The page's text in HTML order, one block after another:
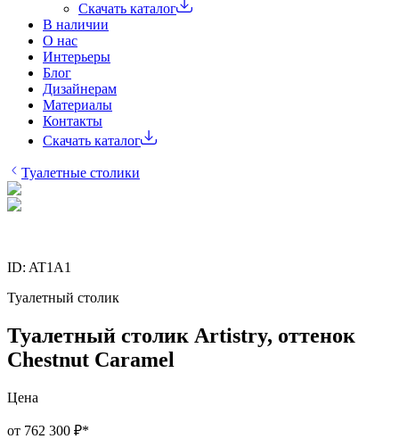
Скачать каталог
В наличии
О нас
Интерьеры
Блог
Дизайнерам
Материалы
Контакты
Скачать каталог
Туалетные столики
ID: AT1A1
Туалетный столик
Туалетный столик Artistry, оттенок
Chestnut Caramel
Цена
от 762 300 ₽*